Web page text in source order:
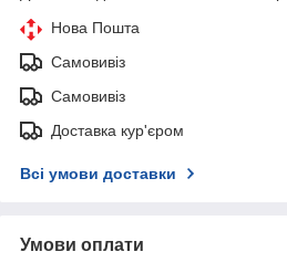
Нова Пошта
Самовивіз
Самовивіз
Доставка кур'єром
Всі умови доставки
Умови оплати